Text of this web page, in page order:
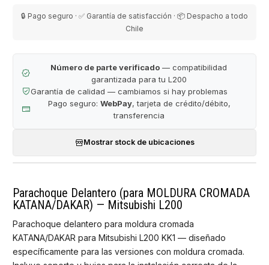
🔒 Pago seguro · ✅ Garantía de satisfacción · 📦 Despacho a todo
Chile
Número de parte verificado — compatibilidad
garantizada para tu L200
Garantía de calidad — cambiamos si hay problemas
Pago seguro: WebPay, tarjeta de crédito/débito,
transferencia
Mostrar stock de ubicaciones
Parachoque Delantero (para MOLDURA CROMADA
KATANA/DAKAR) — Mitsubishi L200
Parachoque delantero para moldura cromada
KATANA/DAKAR para Mitsubishi L200 KK1 — diseñado
específicamente para las versiones con moldura cromada.